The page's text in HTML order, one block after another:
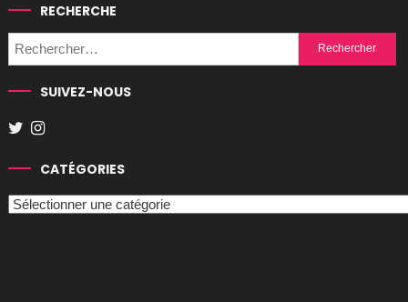
RECHERCHE
Rechercher :
SUIVEZ-NOUS
CATÉGORIES
Catégories